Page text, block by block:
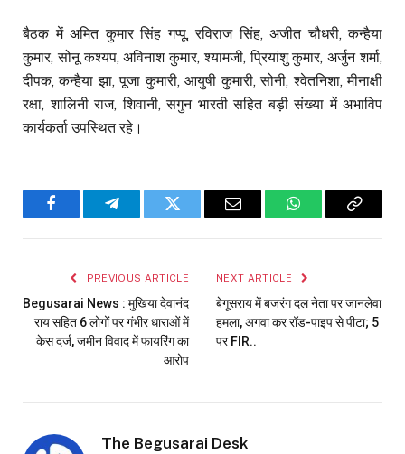
बैठक में अमित कुमार सिंह गप्पू, रविराज सिंह, अजीत चौधरी, कन्हैया
कुमार, सोनू कश्यप, अविनाश कुमार, श्यामजी, प्रियांशु कुमार, अर्जुन शर्मा,
दीपक, कन्हैया झा, पूजा कुमारी, आयुषी कुमारी, सोनी, श्वेतनिशा, मीनाक्षी
रक्षा, शालिनी राज, शिवानी, सगुन भारती सहित बड़ी संख्या में अभाविप
कार्यकर्ता उपस्थित रहे।
FacebookTelegramTwitter Email WhatsAppCopy
PREVIOUS ARTICLE
Begusarai News : मुखिया देवानंद
राय सहित 6 लोगों पर गंभीर धाराओं में
केस दर्ज, जमीन विवाद में फायरिंग का
आरोप
NEXT ARTICLE
बेगूसराय में बजरंग दल नेता पर जानलेवा
हमला, अगवा कर रॉड-पाइप से पीटा; 5
पर FIR..
The Begusarai Desk